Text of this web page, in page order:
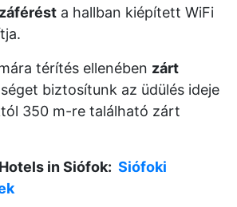
a hallban kiépített WiFi
térítés ellenében zárt
biztosítunk az üdülés ideje
350 m-re található zárt
in Siófok: Siófoki